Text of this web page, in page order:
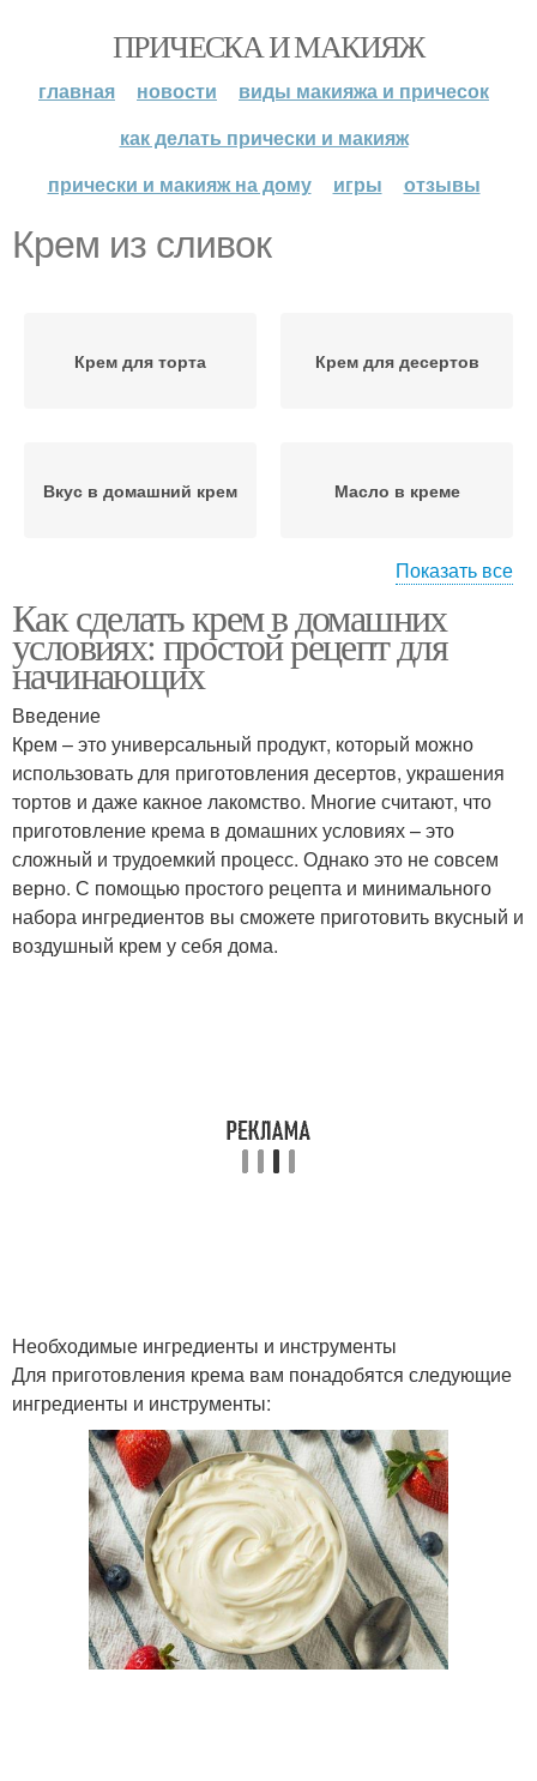
ПРИЧЕСКА И МАКИЯЖ
главная новости
виды макияжа и причесок
как делать прически и макияж
прически и макияж на дому
игры отзывы
Крем из сливок
Крем для торта Крем для десертов
Вкус в домашний крем Масло в креме
условиях
Белковый крем
Заварной крем Ванильный крем
Клубничный крем Творожный крем
Сливки для взбивания
Показать все
Как сделать крем в домашних
условиях: простой рецепт для
начинающих
Введение
Крем – это универсальный продукт, который можно
использовать для приготовления десертов, украшения
тортов и даже какное лакомство. Многие считают, что
приготовление крема в домашних условиях – это
сложный и трудоемкий процесс. Однако это не совсем
верно. С помощью простого рецепта и минимального
набора ингредиентов вы сможете приготовить вкусный и
воздушный крем у себя дома.
Необходимые ингредиенты и инструменты
Для приготовления крема вам понадобятся следующие
ингредиенты и инструменты: